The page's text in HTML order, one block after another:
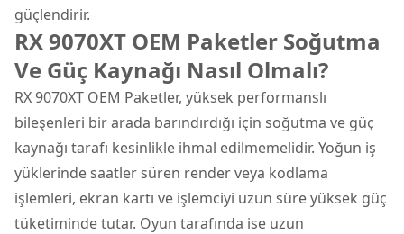
güçlendirir.
RX 9070XT OEM Paketler Soğutma
Ve Güç Kaynağı Nasıl Olmalı?
RX 9070XT OEM Paketler, yüksek performanslı
bileşenleri bir arada barındırdığı için soğutma ve güç
kaynağı tarafı kesinlikle ihmal edilmemelidir. Yoğun iş
yüklerinde saatler süren render veya kodlama
işlemleri, ekran kartı ve işlemciyi uzun süre yüksek güç
tüketiminde tutar. Oyun tarafında ise uzun